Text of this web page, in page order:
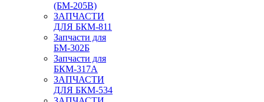
(БМ-205В)
ЗАПЧАСТИ
ДЛЯ БКМ-811
Запчасти для
БМ-302Б
Запчасти для
БКМ-317А
ЗАПЧАСТИ
ДЛЯ БКМ-534